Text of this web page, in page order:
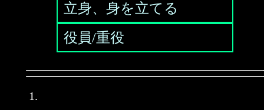
立身、身を立てる
役員/重役
1.